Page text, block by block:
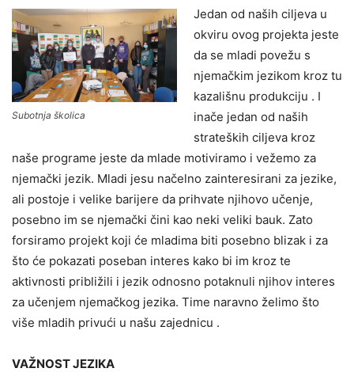
Subotnja školica
Jedan od naših ciljeva u
okviru ovog projekta jeste
da se mladi povežu s
njemačkim jezikom kroz tu
kazališnu produkciju . I
inače jedan od naših
strateških ciljeva kroz
naše programe jeste da mlade motiviramo i vežemo za
njemački jezik. Mladi jesu načelno zainteresirani za jezike,
ali postoje i velike barijere da prihvate njihovo učenje,
posebno im se njemački čini kao neki veliki bauk. Zato
forsiramo projekt koji će mladima biti posebno blizak i za
što će pokazati poseban interes kako bi im kroz te
aktivnosti približili i jezik odnosno potaknuli njihov interes
za učenjem njemačkog jezika. Time naravno želimo što
više mladih privući u našu zajednicu .
VAŽNOST JEZIKA